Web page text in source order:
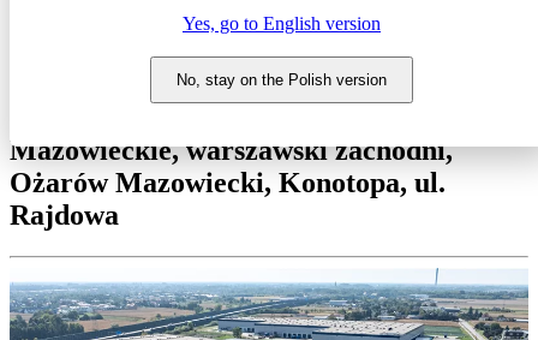
Yes, go to English version
No, stay on the Polish version
Magazyn do wynajęcia
Panattoni Park Konotopa II
Mazowieckie, warszawski zachodni,
Ożarów Mazowiecki, Konotopa, ul.
Rajdowa